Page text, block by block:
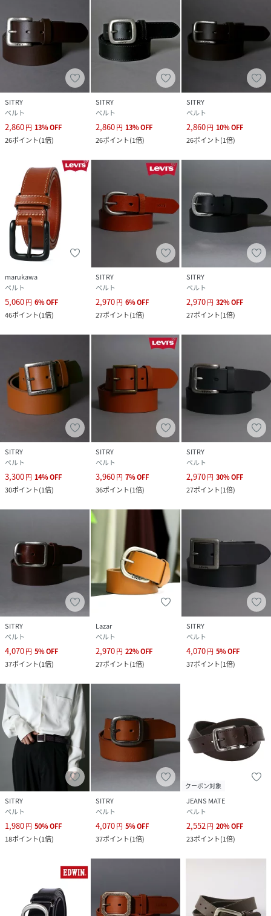
▼お買い物をお楽しみいただく為に
★購入ボタン横のハートマークをクリック！
完売カラーの再入荷通知や、ラスト1点の通知、セールの通
知も受け取ることができます。（商品のお気に入り登録）
★ショップのトップページにあるハートマーク「お気に入り
ショップに追加」をクリック！
新商品や再入荷等、いち早くブランドのお得な情報を受け取
ることができます。（ブランドのお気に入り登録）
【SITRY／シトリー】
TOKYO発。最先端で時代のニーズに合ったファッションを追
求。都会的で洗練されたモードスタイルとストリートスタイ
ルを融合し、
誰の手にも届きやすい必要不可欠なアイテムをプチプライス
で提案します。
※他のキャンペーンにより、期間中に価格が変動する場合が
あります。
※セールは予告なく終了させていただく場合もあります。
"
性別タイプ ユニセックス
原産国 ベトナム
素材 牛革
サイズ FREE
品番
FV5484_771
771-899-0014-17-50 FV5484)
SITRY
ベルト
2,860円 13%OFF
26ポイント(1倍)
SITRY
ベルト
2,860円 13%OFF
26ポイント(1倍)
SITRY
ベルト
2,860円 10%OFF
26ポイント(1倍)
marukawa
ベルト
5,060円 6%OFF
46ポイント(1倍)
SITRY
ベルト
2,970円 6%OFF
27ポイント(1倍)
SITRY
ベルト
2,970円 32%OFF
27ポイント(1倍)
SITRY
ベルト
3,300円 14%OFF
30ポイント(1倍)
SITRY
ベルト
3,960円 7%OFF
36ポイント(1倍)
SITRY
ベルト
2,970円 30%OFF
27ポイント(1倍)
SITRY
ベルト
4,070円 5%OFF
37ポイント(1倍)
Lazar
ベルト
2,970円 22%OFF
27ポイント(1倍)
SITRY
ベルト
4,070円 5%OFF
37ポイント(1倍)
SITRY
ベルト
1,980円 50%OFF
18ポイント(1倍)
SITRY
ベルト
4,070円 5%OFF
37ポイント(1倍)
クーポン対象
JEANS MATE
ベルト
2,552 円 20%OFF
23ポイント(1倍)